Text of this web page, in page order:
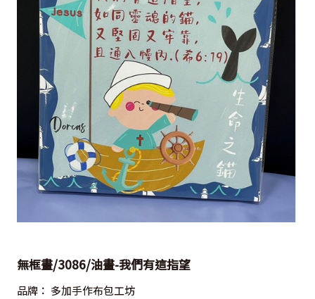
無框畫/3086/油畫-我們有這指望
品牌： 多加手作布包工坊